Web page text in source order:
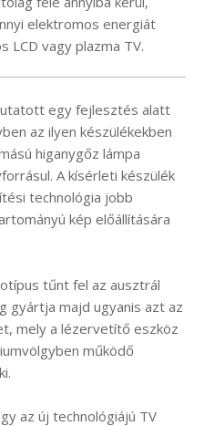
elektromos energiát
LCD vagy plazma TV.
egy fejlesztés alatt
az ilyen készülékekben
higanygőz lámpa
A kísérleti készülék
technológia jobb
kép előállítására
tűnt fel az ausztrál
gyártja majd ugyanis azt az
mely a lézervetítő eszköz
működő
az új technológiájú TV